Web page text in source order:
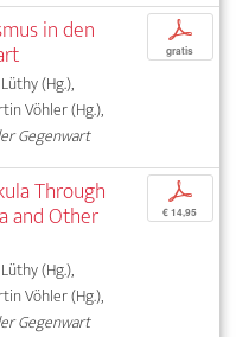
in den
(Hg.),
Vöhler (Hg.),
Gegenwart
p
gratis
Through
and Other
(Hg.),
Vöhler (Hg.),
Gegenwart
p
€ 14,95